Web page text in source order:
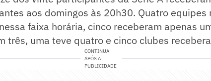
aos domingos às 20h30. Quatro equipes
faixa horária, cinco receberam apenas
três, uma teve quatro e cinco clubes
CONTINUA
APÓS A
PUBLICIDADE